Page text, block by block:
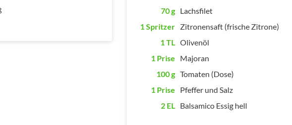
70 g Lachsfilet
1 Spritzer Zitronensaft (frische Zitrone)
1 TL Olivenöl
1 Prise
Majoran
100 g Tomaten (Dose)
1 Prise
Pfeffer und Salz
2 EL Balsamico Essig hell